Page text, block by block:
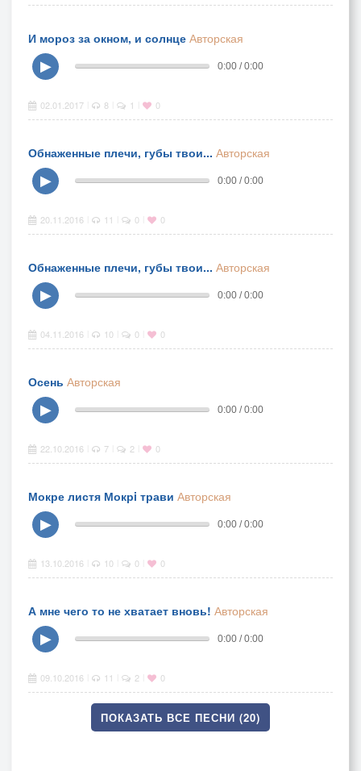
И мороз за окном, и солнце Авторская
▶
0:00 / 0:00
02.01.2017 8 1 0
Обнаженные плечи, губы твои... Авторская
▶
0:00 / 0:00
20.11.2016 11 0 0
Обнаженные плечи, губы твои... Авторская
▶
0:00 / 0:00
04.11.2016 10 0 0
Осень Авторская
▶
0:00 / 0:00
22.10.2016 7 2 0
Мокре листя Мокрi трави Авторская
▶
0:00 / 0:00
13.10.2016 10 0 0
А мне чего то не хватает вновь! Авторская
▶
0:00 / 0:00
09.10.2016 11 2 0
ПОКАЗАТЬ ВСЕ ПЕСНИ (20)